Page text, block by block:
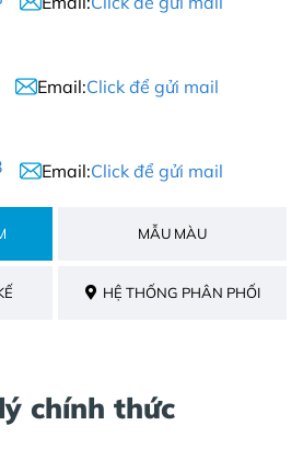
Email:Click để gửi mail
Email:Click để gửi mail
MẪU MÀU
HỆ THỐNG PHÂN PHỐI
chính thức